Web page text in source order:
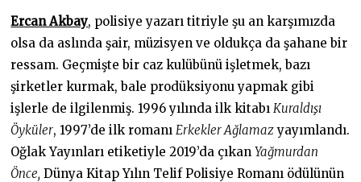
0
2
3
Ercan Akbay, polisiye yazarı titriyle şu an karşımızda
olsa da aslında şair, müzisyen ve oldukça da şahane bir
ressam. Geçmişte bir caz kulübünü işletmek, bazı
şirketler kurmak, bale prodüksiyonu yapmak gibi
işlerle de ilgilenmiş. 1996 yılında ilk kitabıKuraldışı
Öyküler, 1997’de ilk romanıErkekler Ağlamazyayımlandı.
Oğlak Yayınları etiketiyle 2019’da çıkanYağmurdan
Önce, Dünya Kitap Yılın Telif Polisiye Romanı ödülünün